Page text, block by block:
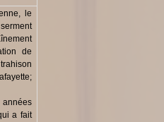
le
de
a fait